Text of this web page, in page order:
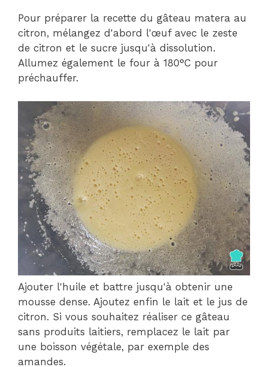
Pour préparer la recette du gâteau matera au
citron, mélangez d'abord l'œuf avec le zeste
de citron et le sucre jusqu'à dissolution.
Allumez également le four à 180°C pour
préchauffer.
Ajouter l'huile et battre jusqu'à obtenir une
mousse dense. Ajoutez enfin le lait et le jus de
citron. Si vous souhaitez réaliser ce gâteau
sans produits laitiers, remplacez le lait par
une boisson végétale, par exemple des
amandes.